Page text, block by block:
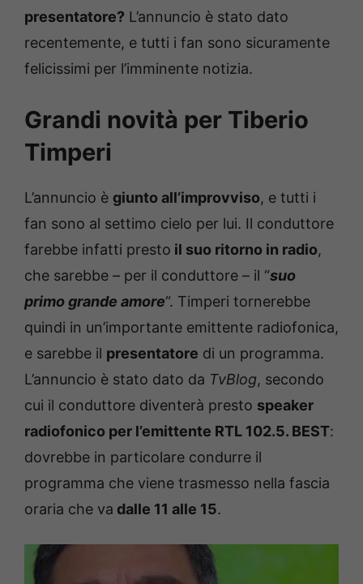
presentatore? L’annuncio è stato dato
recentemente, e tutti i fan sono sicuramente
felicissimi per l’imminente notizia.
Grandi novità per Tiberio
Timperi
L’annuncio è giunto all’improvviso, e tutti i
fan sono al settimo cielo per lui. Il conduttore
farebbe infatti presto il suo ritorno in radio,
che sarebbe – per il conduttore – il “suo
primo grande amore“. Timperi tornerebbe
quindi in un’importante emittente radiofonica,
e sarebbe il presentatore di un programma.
L’annuncio è stato dato da TvBlog, secondo
cui il conduttore diventerà presto speaker
radiofonico per l’emittente RTL 102.5. BEST:
dovrebbe in particolare condurre il
programma che viene trasmesso nella fascia
oraria che va dalle 11 alle 15.